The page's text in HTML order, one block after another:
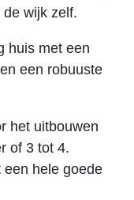
wijk zelf.
huis met een
een robuuste
het uitbouwen
of 3 tot 4.
een hele goede